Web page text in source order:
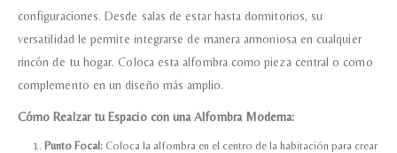
configuraciones. Desde salas de estar hasta dormitorios, su
versatilidad le permite integrarse de manera armoniosa en cualquier
rincón de tu hogar. Coloca esta alfombra como pieza central o como
complemento en un diseño más amplio.
Cómo Realzar tu Espacio con una Alfombra Moderna:
Punto Focal:Coloca la alfombra en el centro de la habitación para crear